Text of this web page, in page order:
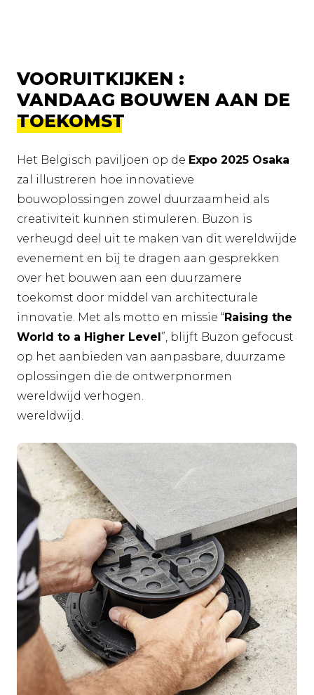
VOORUITKIJKEN :
VANDAAG BOUWEN AAN DE
TOEKOMST
Het Belgisch paviljoen op de Expo 2025 Osaka
zal illustreren hoe innovatieve
bouwoplossingen zowel duurzaamheid als
creativiteit kunnen stimuleren. Buzon is
verheugd deel uit te maken van dit wereldwijde
evenement en bij te dragen aan gesprekken
over het bouwen aan een duurzamere
toekomst door middel van architecturale
innovatie. Met als motto en missie “Raising the
World to a Higher Level ”, blijft Buzon gefocust
op het aanbieden van aanpasbare, duurzame
oplossingen die de ontwerpnormen
wereldwijd verhogen.
wereldwijd.